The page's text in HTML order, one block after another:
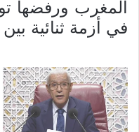
المغرب ورفضها
في أزمة ثنائية